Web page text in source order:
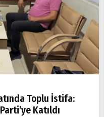
Toplu İstifa:
Katıldı